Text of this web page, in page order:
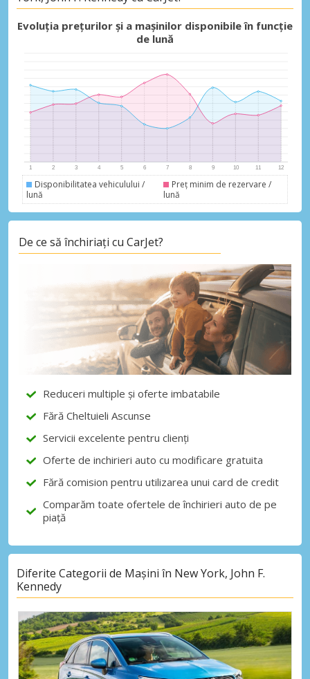
Evoluția prețurilor și a mașinilor disponibile în funcție
de lună
Disponibilitatea vehiculului /
lună
Preț minim de rezervare /
lună
De ce să închiriați cu CarJet?
Reduceri multiple și oferte imbatabile
Fără Cheltuieli Ascunse
Servicii excelente pentru clienți
Oferte de inchirieri auto cu modificare gratuita
Fără comision pentru utilizarea unui card de credit
Comparăm toate ofertele de închirieri auto de pe
piață
Diferite Categorii de Mașini în New York, John F.
Kennedy
Economii de top
Accesați ofertele exclusive ale
furnizorilor noștri
Autentificare cu eLink